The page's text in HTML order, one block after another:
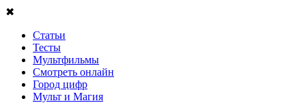
✖
Статьи
Тесты
Мультфильмы
Смотреть онлайн
Город цифр
Мульт и Магия